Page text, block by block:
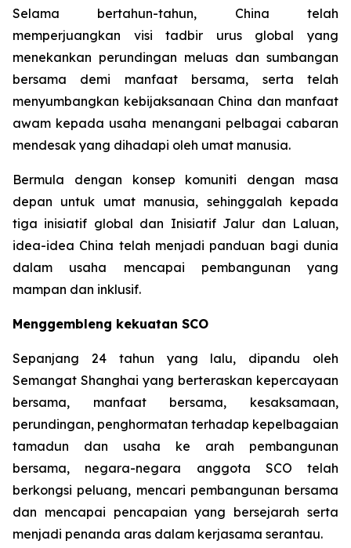
Selama bertahun-tahun, China telah
memperjuangkan visi tadbir urus global yang
menekankan perundingan meluas dan sumbangan
bersama demi manfaat bersama, serta telah
menyumbangkan kebijaksanaan China dan manfaat
awam kepada usaha menangani pelbagai cabaran
mendesak yang dihadapi oleh umat manusia.
Bermula dengan konsep komuniti dengan masa
depan untuk umat manusia, sehinggalah kepada
tiga inisiatif global dan Inisiatif Jalur dan Laluan,
idea-idea China telah menjadi panduan bagi dunia
dalam usaha mencapai pembangunan yang
mampan dan inklusif.
Menggembleng kekuatan SCO
Sepanjang 24 tahun yang lalu, dipandu oleh
Semangat Shanghai yang berteraskan kepercayaan
bersama, manfaat bersama, kesaksamaan,
perundingan, penghormatan terhadap kepelbagaian
tamadun dan usaha ke arah pembangunan
bersama, negara-negara anggota SCO telah
berkongsi peluang, mencari pembangunan bersama
dan mencapai pencapaian yang bersejarah serta
menjadi penanda aras dalam kerjasama serantau.